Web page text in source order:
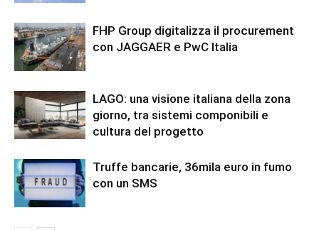
FHP Group digitalizza il procurement
con JAGGAER e PwC Italia
LAGO: una visione italiana della zona
giorno, tra sistemi componibili e
cultura del progetto
Truffe bancarie, 36mila euro in fumo
con un SMS